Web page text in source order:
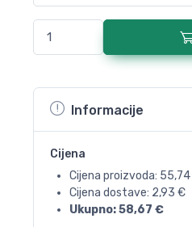
Informacije
Cijena
Cijena proizvoda: 55,74
Cijena dostave: 2,93 €
Ukupno:58,67 €